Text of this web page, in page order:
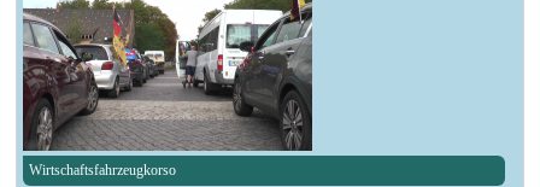
Wirtschaftsfahrzeugkorso